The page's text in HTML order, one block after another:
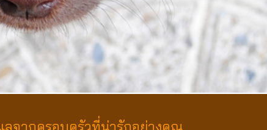
ลจากครอบครัวที่น่ารักอย่างคุณ